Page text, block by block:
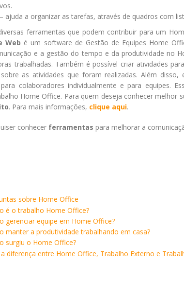
– ajuda a organizar as tarefas, através de quadros com
ferramentas que podem contribuir para um
Web é um software de Gestão de Equipes Home
e a gestão do tempo e da produtividade no
trabalhadas. Também é possível criar atividades
as atividades que foram realizadas. Além disso,
colaboradores individualmente e para equipes.
Home Office. Para quem deseja conhecer melhor
. Para mais informações, clique aqui.
conhecer ferramentas para melhorar a
sobre Home Office
é o trabalho Home Office?
gerenciar equipe em Home Office?
manter a produtividade trabalhando em casa?
surgiu o Home Office?
diferença entre Home Office, Trabalho Externo e